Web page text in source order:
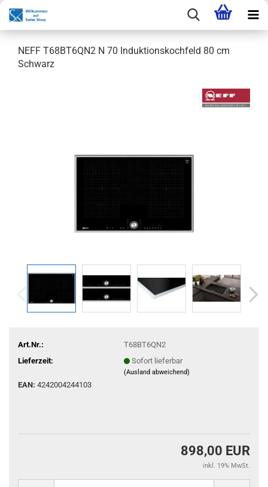
NEFF T68BT6QN2 N 70 Induktionskochfeld 80 cm
Schwarz
Art.Nr.:
T68BT6QN2
Lieferzeit:
Sofort lieferbar
(Ausland abweichend)
EAN: 4242004244103
898,00 EUR
inkl. 19% MwSt.